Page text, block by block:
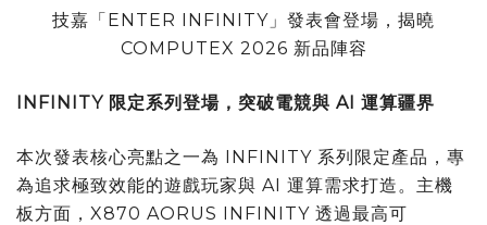
技嘉「ENTER INFINITY」發表會登場，揭曉
COMPUTEX 2026 新品陣容
INFINITY 限定系列登場，突破電競與 AI 運算疆界
本次發表核心亮點之一為 INFINITY 系列限定產品，專
為追求極致效能的遊戲玩家與 AI 運算需求打造。主機
板方面，X870 AORUS INFINITY 透過最高可